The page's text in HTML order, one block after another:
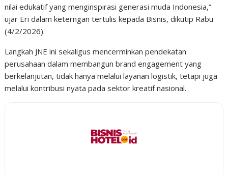
nilai edukatif yang menginspirasi generasi muda Indonesia,”
ujar Eri dalam keterngan tertulis kepada Bisnis, dikutip Rabu
(4/2/2026).
Langkah JNE ini sekaligus mencerminkan pendekatan
perusahaan dalam membangun brand engagement yang
berkelanjutan, tidak hanya melalui layanan logistik, tetapi juga
melalui kontribusi nyata pada sektor kreatif nasional.